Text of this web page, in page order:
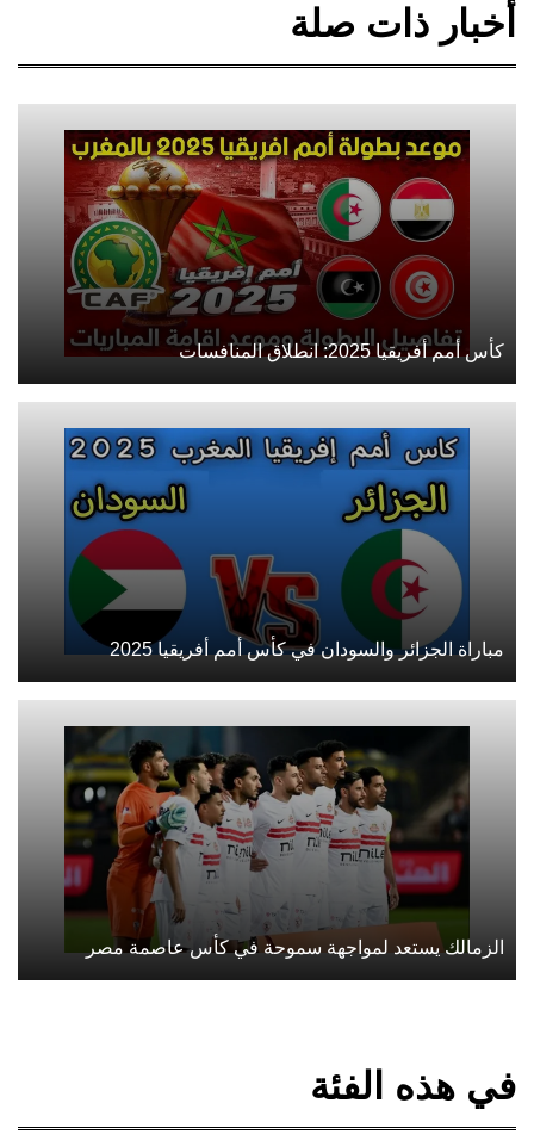
أخبار ذات صلة
كأس أمم أفريقيا 2025: انطلاق المنافسات
مباراة الجزائر والسودان في كأس أمم أفريقيا 2025
الزمالك يستعد لمواجهة سموحة في كأس عاصمة مصر
في هذه الفئة